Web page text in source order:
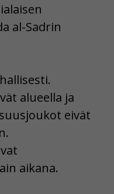
al-Sadrin
alueella ja
eivät
aikana.